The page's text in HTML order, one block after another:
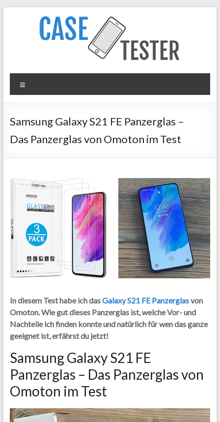
Case
Tester
Hüllen
&
Samsung Galaxy S21 FE Panzerglas –
Das Panzerglas von Omoton im Test
In diesem Test habe ich dasGalaxy S21 FE Panzerglasvon
Omoton. Wie gut dieses Panzerglas ist, welche Vor- und
Nachteile ich finden konnte und natürlich für wen das ganze
geeignet ist, erfährst du jetzt!
Samsung Galaxy S21 FE
Panzerglas – Das Panzerglas von
Omoton im Test